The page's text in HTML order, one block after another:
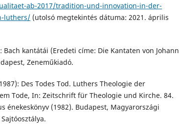
ab-2017/tradition-und-innovation-in-der-
luthers/ (utolsó megtekintés dátuma: 2021. április
Bach kantátái (Eredeti címe: Die Kantaten von Johann
Zeneműkiadó.
Des Todes Tod. Luthers Theologie der
Tode, In: Zeitschrift für Theologie und Kirche. 84.
énekeskönyv (1982). Budapest, Magyarországi